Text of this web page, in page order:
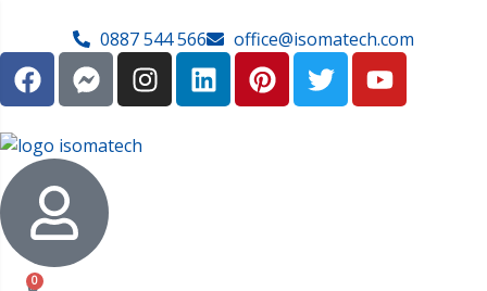
0887 544 566 office@isomatech.com
0